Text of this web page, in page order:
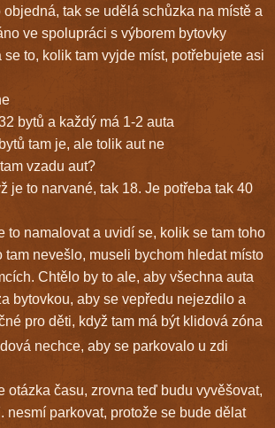
objedná, tak se udělá schůzka na místě a
ve spolupráci s výborem bytovky
se to, kolik tam vyjde míst, potřebujete asi
bytů a každý má 1-2 auta
tam je, ale tolik aut ne
vzadu aut?
je to narvané, tak 18. Je potřeba tak 40
to namalovat a uvidí se, kolik se tam toho
tam nevešlo, museli bychom hledat místo
Chtělo by to ale, aby všechna auta
bytovkou, aby se vepředu nejezdilo a
pro děti, když tam má být klidová zóna
nechce, aby se parkovalo u zdi
otázka času, zrovna teď budu vyvěšovat,
nesmí parkovat, protože se bude dělat